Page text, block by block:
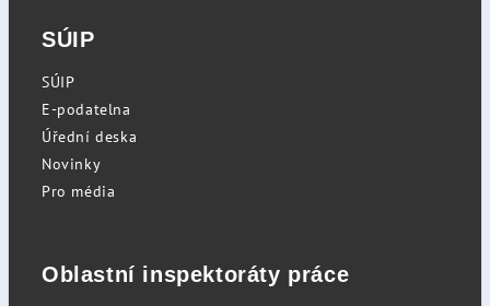
SÚIP
SÚIP
E-podatelna
Úřední deska
Novinky
Pro média
Oblastní inspektoráty práce